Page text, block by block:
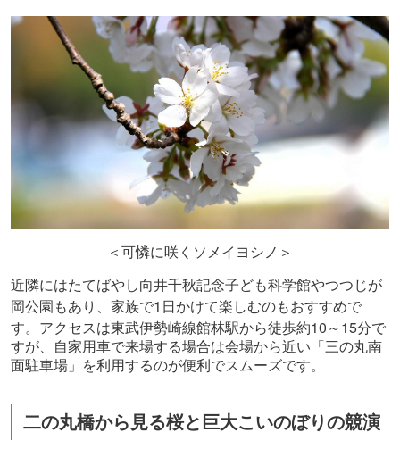
＜可憐に咲くソメイヨシノ＞
近隣にはたてばやし向井千秋記念子ども科学館やつつじが
岡公園もあり、家族で1 日かけて楽しむのもおすすめで
す。アクセスは東武伊勢崎線館林駅から徒歩約10 ～ 15分で
すが、自家用車で来場する場合は会場から近い「三の丸南
面駐車場」を利用するのが便利でスムーズです。
二の丸橋から見る桜と巨大こいのぼりの競演